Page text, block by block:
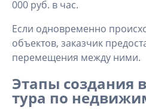
000 руб. в час.
Если одновременно
объектов, заказчик
перемещения между ними.
Этапы создания
тура по